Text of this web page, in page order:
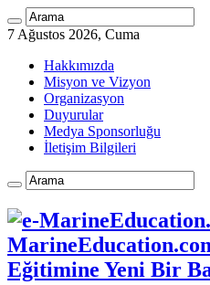
7 Ağustos 2026, Cuma
Hakkımızda
Misyon ve Vizyon
Organizasyon
Duyurular
Medya Sponsorluğu
İletişim Bilgileri
Eğitimine Yeni Bir